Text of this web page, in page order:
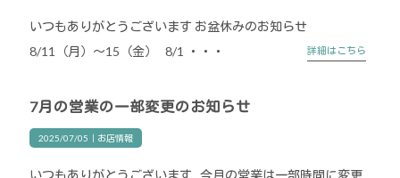
いつもありがとうございます お盆休みのお知らせ
8/11（月）～15（金） 8/1 ・・・
詳細はこちら
7月の営業の一部変更のお知らせ
2025/07/05｜ お店情報